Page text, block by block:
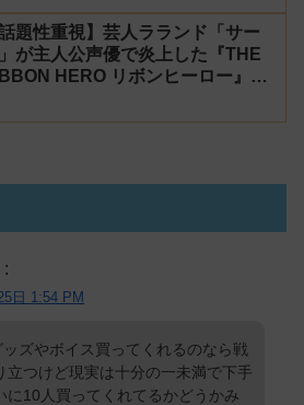
成AI?】
話題性重視】芸人ラランド「サー
が主人公声優で炎上した『THE
HERO リボンヒーロー』に
ン」「でびでび・でびる」が出
:
日 1:54 PM
ズやボイス買ってくれるのなら戦
立つけど現実は十分の一未満で下手
に10人買ってくれてるかどうかみ